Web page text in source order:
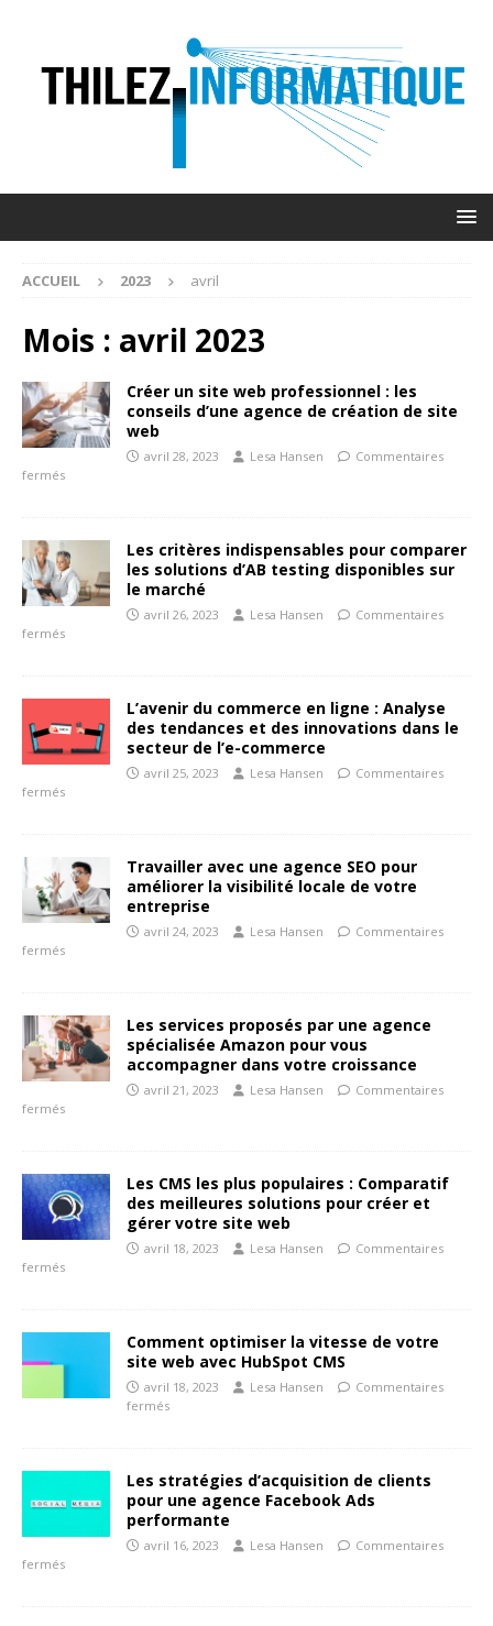
ACCUEIL 2023 avril
Mois : avril 2023
Créer un site web professionnel : les
conseils d’une agence de création de site
web
avril 28, 2023 Lesa Hansen
Commentaires
fermés
Les critères indispensables pour comparer
les solutions d’AB testing disponibles sur
le marché
avril 26, 2023 Lesa Hansen
Commentaires
fermés
L’avenir du commerce en ligne : Analyse
des tendances et des innovations dans le
secteur de l’e-commerce
avril 25, 2023 Lesa Hansen
Commentaires
fermés
Travailler avec une agence SEO pour
améliorer la visibilité locale de votre
entreprise
avril 24, 2023 Lesa Hansen
Commentaires
fermés
Les services proposés par une agence
spécialisée Amazon pour vous
accompagner dans votre croissance
avril 21, 2023 Lesa Hansen
Commentaires
fermés
Les CMS les plus populaires : Comparatif
des meilleures solutions pour créer et
gérer votre site web
avril 18, 2023 Lesa Hansen
Commentaires
fermés
Comment optimiser la vitesse de votre
site web avec HubSpot CMS
avril 18, 2023 Lesa Hansen
Commentaires
fermés
Les stratégies d’acquisition de clients
pour une agence Facebook Ads
performante
avril 16, 2023 Lesa Hansen
Commentaires
fermés